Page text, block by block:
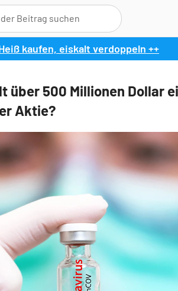
kaufen, eiskalt verdoppeln ++
über 500 Millionen Dollar
Aktie?